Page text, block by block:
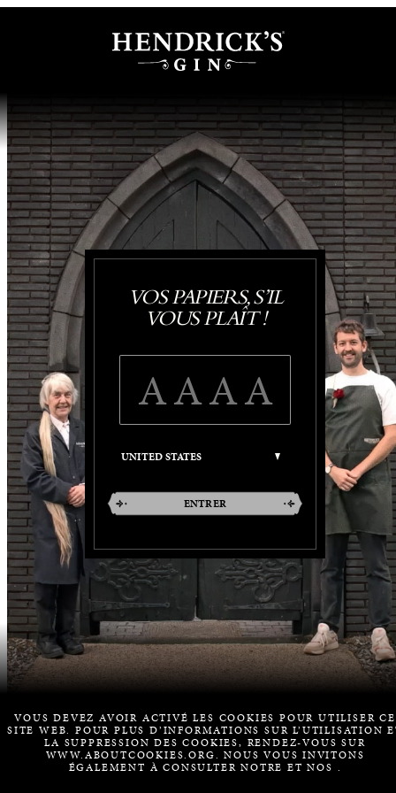
VOS PAPIERS, S’IL
VOUS PLAÎT !
ENTRER
VOUS DEVEZ AVOIR ACTIVÉ LES COOKIES POUR UTILISER CE
SITE WEB. POUR PLUS D’INFORMATIONS SUR L’UTILISATION
LA SUPPRESSION DES COOKIES, RENDEZ-VOUS SUR
WWW.ABOUTCOOKIES.ORG. NOUS VOUS INVITONS
ÉGALEMENT À CONSULTER NOTRE ET NOS .